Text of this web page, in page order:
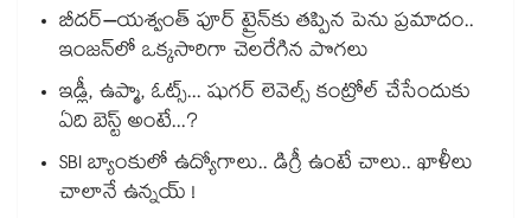
బీదర్–యశ్వంత్ పూర్ ట్రైన్‎కు తప్పిన పెను ప్రమాదం..
ఇంజన్‎లో ఒక్కసారిగా చెలరేగిన పొగలు
ఇడ్లీ, ఉప్మా, ఓట్స్... షుగర్ లెవెల్స్ కంట్రోల్ చేసేందుకు
ఏది బెస్ట్ అంటే...?
SBI బ్యాంకులో ఉద్యోగాలు.. డిగ్రీ ఉంటే చాలు.. ఖాళీలు
చాలానే ఉన్నయ్ !